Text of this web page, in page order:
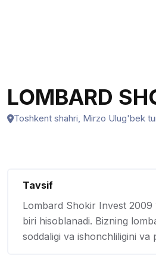
LOMBARD
Toshkent shahri, Mirzo Ulug'bek
Tavsif
Lombard Shokir Invest 2009
biri hisoblanadi. Bizning
soddaligi va ishonchliligini